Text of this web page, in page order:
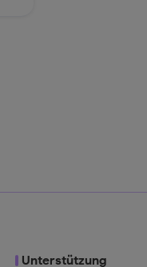
Unterstützung